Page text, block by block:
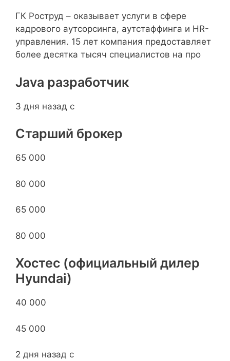
ГК Роструд – оказывает услуги в сфере
кадрового аутсорсинга, аутстаффинга и HR-
управления. 15 лет компания предоставляет
более десятка тысяч специалистов на про
Java разработчик
3 дня назад с
Старший брокер
65 000
80 000
65 000
80 000
Хостес (официальный дилер
Hyundai)
40 000
45 000
2 дня назад с